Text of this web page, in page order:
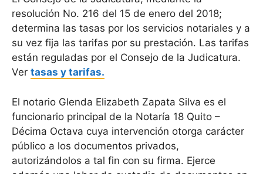
resolución No. 216 del 15 de enero del 2018;
determina las tasas por los servicios notariales y a
su vez fija las tarifas por su prestación. Las tarifas
están reguladas por el Consejo de la Judicatura.
Ver tasas y tarifas.
El notario Glenda Elizabeth Zapata Silva es el
funcionario principal de la Notaría 18 Quito –
Décima Octava cuya intervención otorga carácter
público a los documentos privados,
autorizándolos a tal fin con su firma. Ejerce